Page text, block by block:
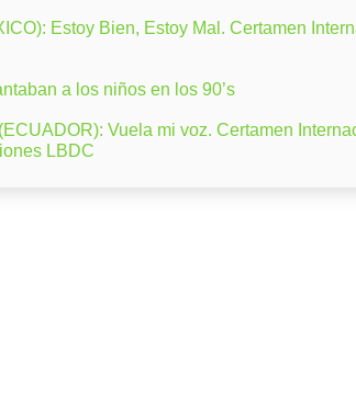
Estoy Bien, Estoy Mal. Certamen
a los niños en los 90’s
Vuela mi voz. Certamen
LBDC